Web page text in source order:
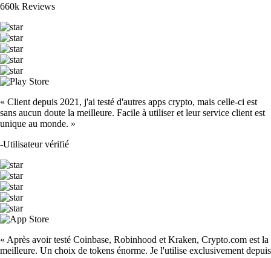
CRO$
$
TRUMP$1.28+0.59
SOL$